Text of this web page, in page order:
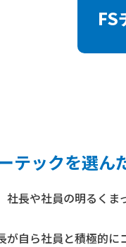
FS
テックを選ん
長や社員の明るくま
が自ら社員と積極的